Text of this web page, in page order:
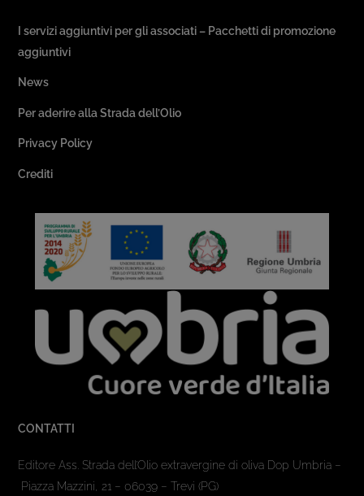
I servizi aggiuntivi per gli associati – Pacchetti di promozione
aggiuntivi
News
Per aderire alla Strada dell’Olio
Privacy Policy
Crediti
CONTATTI
Editore Ass. Strada dell’Olio extravergine di oliva Dop Umbria –
Piazza Mazzini, 21 – 06039 – Trevi (PG)